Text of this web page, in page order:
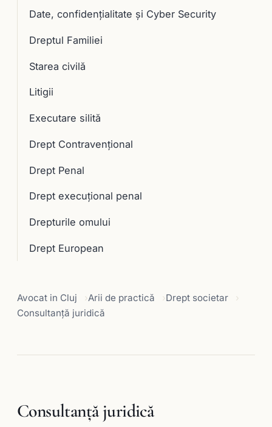
Date, confidențialitate și Cyber Security
Dreptul Familiei
Starea civilă
Litigii
Executare silită
Drept Contravențional
Drept Penal
Drept execuţional penal
Drepturile omului
Drept European
Avocat in Cluj Arii de practică
Drept societar
Consultanţă juridică
Consultanţă juridică